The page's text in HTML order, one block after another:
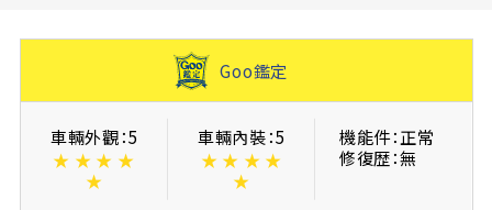
Goo鑑定
車輛外觀：5
★ ★ ★ ★
★
車輛內裝：5
★ ★ ★ ★
★
機能件：正常
修復歴：無